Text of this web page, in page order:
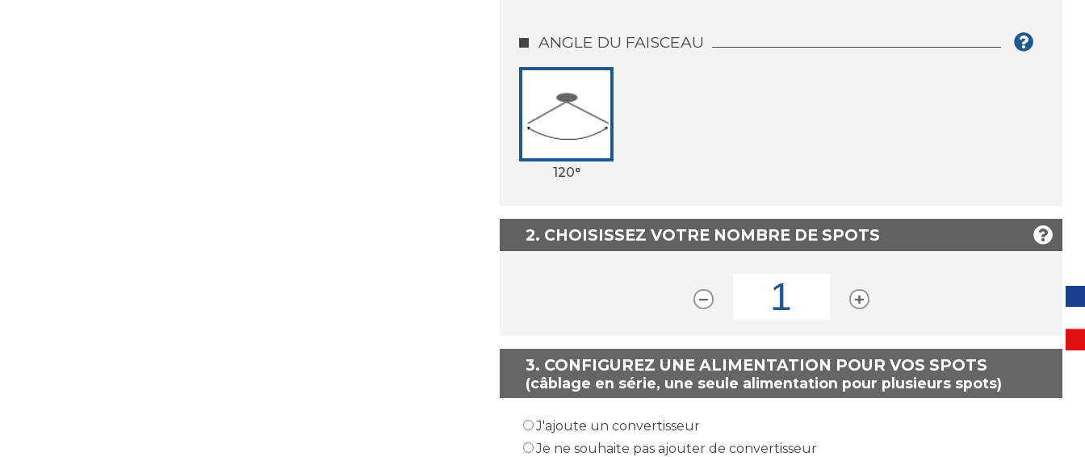
ANGLE DU FAISCEAU
120°
2. CHOISISSEZ VOTRE NOMBRE DE SPOTS
3. CONFIGUREZ UNE ALIMENTATION POUR VOS SPOTS
(câblage en série, une seule alimentation pour plusieurs spots)
J'ajoute un convertisseur
Je ne souhaite pas ajouter de convertisseur